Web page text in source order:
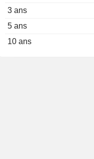
3 ans
5 ans
10 ans